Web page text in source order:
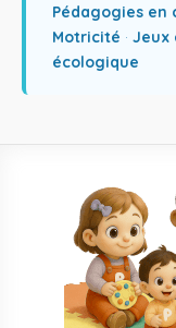
Pédagogies
Motricité · Jeux
écologique